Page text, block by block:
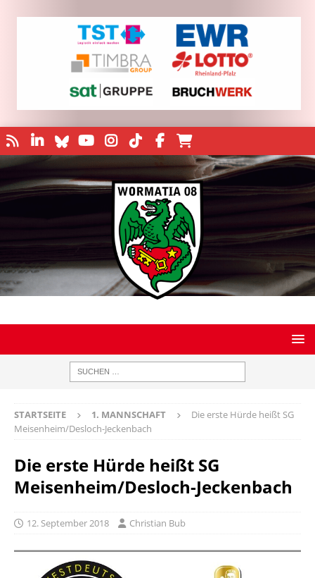
STARTSEITE 1. MANNSCHAFT
Die erste Hürde heißt SG
Meisenheim/Desloch-Jeckenbach
Die erste Hürde heißt SG
Meisenheim/Desloch-Jeckenbach
12. September 2018 Christian Bub